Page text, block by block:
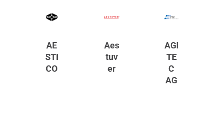
AE
STI
CO
Aes
tuv
er
AGI
TE
C
AG